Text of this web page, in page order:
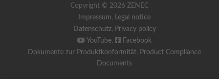
Copyright © 2026 ZENEC
Impressum, Legal notice
Datenschutz, Privacy policy
YouTube,
Facebook
Dokumente zur Produktkonformität, Product Compliance
Documents